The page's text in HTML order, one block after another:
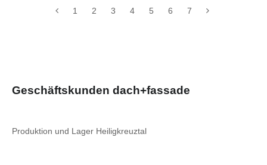
1 2 3 4 5 6 7
Geschäftskunden dach+fassade
Produktion und Lager Heiligkreuztal